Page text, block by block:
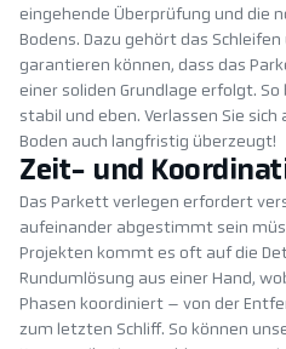
eingehende Überprüfung und die
Bodens. Dazu gehört das
garantieren können, dass das
einer soliden Grundlage erfolgt.
stabil und eben. Verlassen Sie
Boden auch langfristig überzeugt!
Zeit- und
Das Parkett verlegen erfordert
aufeinander abgestimmt sein
Projekten kommt es oft auf die
Rundumlösung aus einer Hand,
Phasen koordiniert – von der
zum letzten Schliff. So können